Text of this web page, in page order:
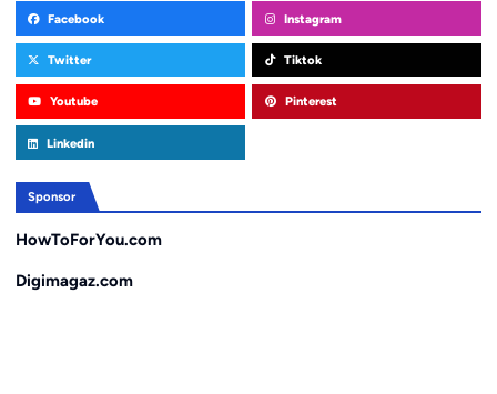
Facebook Instagram
Twitter Tiktok
Youtube Pinterest
Linkedin
Sponsor
HowToForYou.com
Digimagaz.com